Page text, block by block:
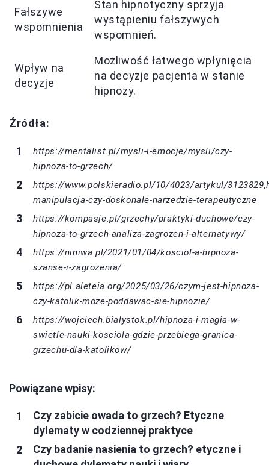
Fałszywe
wspomnienia
Stan hipnotyczny sprzyja
wystąpieniu fałszywych
wspomnień.
Wpływ na
decyzje
Możliwość łatwego wpłynięcia
na decyzje pacjenta w stanie
hipnozy.
Źródła:
https://mentalist.pl/mysli-i-emocje/mysli/czy-
hipnoza-to-grzech/
https://www.polskieradio.pl/10/4023/artykul/
manipulacja-czy-doskonale-narzedzie-terapeutyczne
https://kompasje.pl/grzechy/praktyki-duchowe/czy-
hipnoza-to-grzech-analiza-zagrozen-i-alternatywy/
https://niniwa.pl/2021/01/04/kosciol-a-hipnoza-
szanse-i-zagrozenia/
https://pl.aleteia.org/2025/03/26/czym-jest-hipnoza-
czy-katolik-moze-poddawac-sie-hipnozie/
https://wojciech.bialystok.pl/hipnoza-i-magia-w-
swietle-nauki-kosciola-gdzie-przebiega-granica-
grzechu-dla-katolikow/
Powiązane wpisy:
Czy zabicie owada to grzech? Etyczne
dylematy w codziennej praktyce
Czy badanie nasienia to grzech? etyczne i